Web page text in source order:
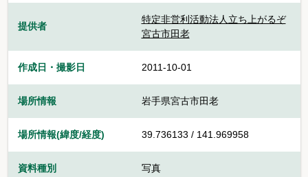
提供者
特定非営利活動法人立ち上がるぞ
宮古市田老
作成日・撮影日 2011-10-01
場所情報 岩手県宮古市田老
場所情報(緯度/経度) 39.736133 / 141.969958
資料種別 写真